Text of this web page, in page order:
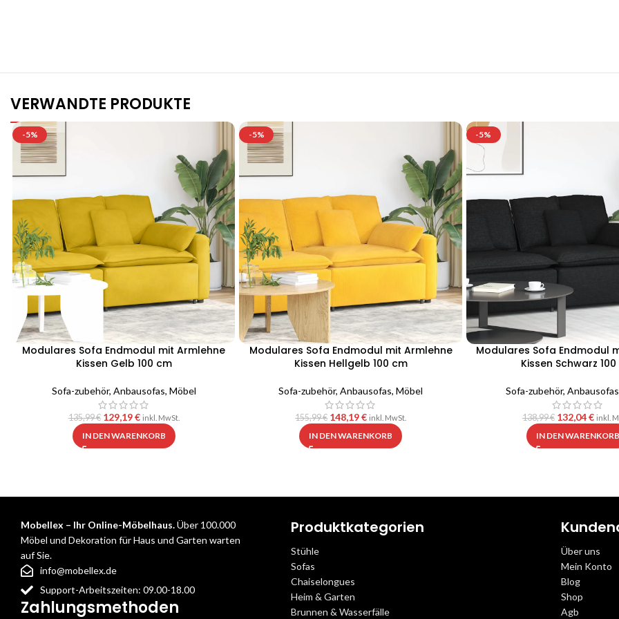
VERWANDTE PRODUKTE
-5%
Modulares Sofa Endmodul mit Armlehne
Kissen Gelb 100 cm
Sofa-zubehör, Anbausofas, Möbel
135,99€ 129,19€ inkl. MwSt.
IN DEN WARENKORB
-5%
Modulares Sofa Endmodul mit Armlehne
Kissen Hellgelb 100 cm
Sofa-zubehör,Anbausofas,Möbel
155,99€ 148,19€ inkl. MwSt.
IN DEN WARENKORB
-5%
Modulares Sofa Endmodul
Kissen Schwarz
Sofa-zubehör, Anbausofas
138,99€ 132,04€ inkl.
IN DEN WARENKORB
Mobellex – Ihr Online-Möbelhaus.Über 100.000
Möbel und Dekoration für Haus und Garten warten
auf Sie.
info@mobellex.de
Support-Arbeitszeiten: 09.00-18.00
Zahlungsmethoden
Produktkategorien
Stühle
Sofas
Chaiselongues
Heim & Garten
Brunnen & Wasserfälle
Über uns
Mein Konto
Blog
Shop
Agb